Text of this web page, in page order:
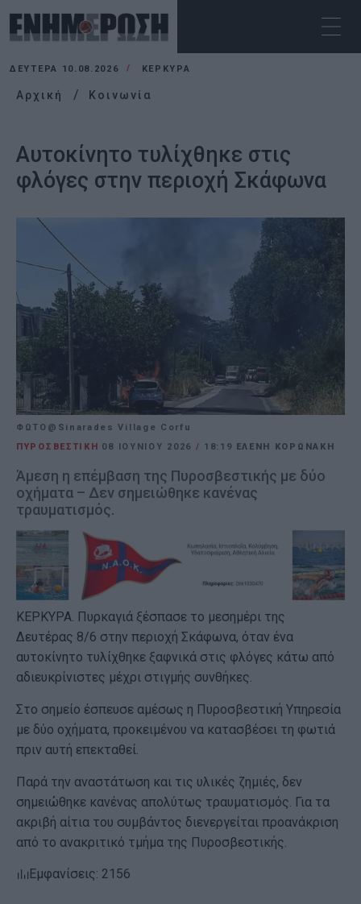
ΔΕΥΤΈΡΑ 10.08.2026 ΚΕΡΚΥΡΑ
Αρχική Κοινωνία
Αυτοκίνητο τυλίχθηκε στις
φλόγες στην περιοχή Σκάφωνα
ΦΩΤΟ@Sinarades Village Corfu
ΠΥΡΟΣΒΕΣΤΙΚΗ 08 ΙΟΥΝΊΟΥ 2026 / 18:19 ΕΛΕΝΗ ΚΟΡΩΝΑΚΗ
Άμεση η επέμβαση της Πυροσβεστικής με δύο
οχήματα – Δεν σημειώθηκε κανένας
τραυματισμός.
ΚΕΡΚΥΡΑ. Πυρκαγιά ξέσπασε το μεσημέρι της
Δευτέρας 8/6 στην περιοχή Σκάφωνα, όταν ένα
αυτοκίνητο τυλίχθηκε ξαφνικά στις φλόγες κάτω από
αδιευκρίνιστες μέχρι στιγμής συνθήκες.
Στο σημείο έσπευσε αμέσως η Πυροσβεστική Υπηρεσία
με δύο οχήματα, προκειμένου να κατασβέσει τη φωτιά
πριν αυτή επεκταθεί.
Παρά την αναστάτωση και τις υλικές ζημιές, δεν
σημειώθηκε κανένας απολύτως τραυματισμός. Για τα
ακριβή αίτια του συμβάντος διενεργείται προανάκριση
από το ανακριτικό τμήμα της Πυροσβεστικής.
Εμφανίσεις: 2156